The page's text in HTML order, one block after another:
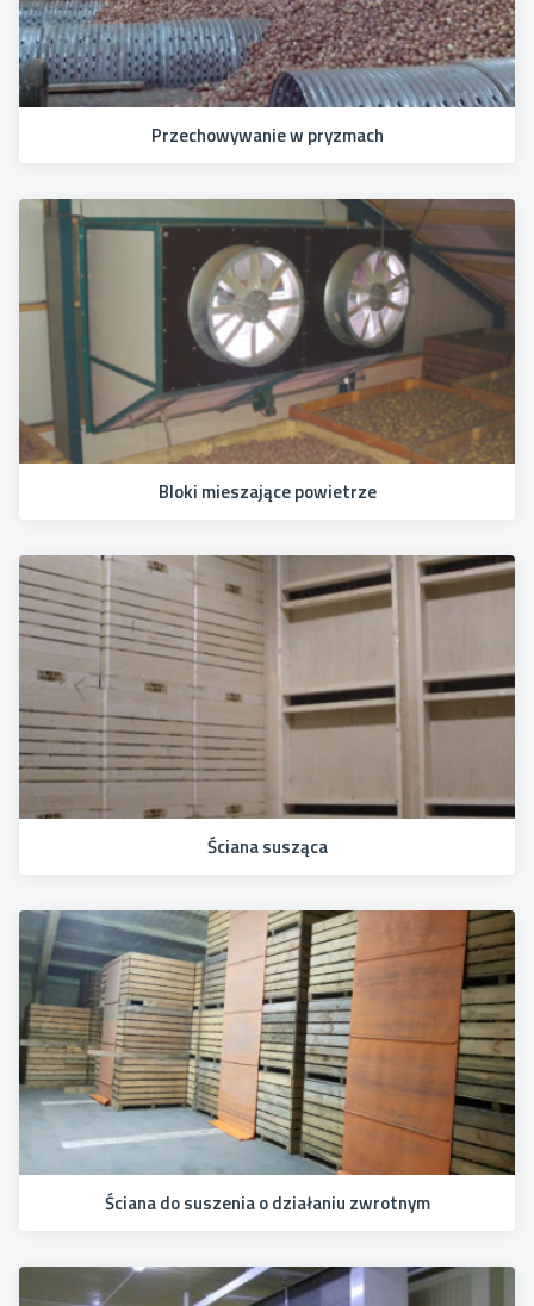
Przechowywanie w pryzmach
Bloki mieszające powietrze
Ściana susząca
Ściana do suszenia o działaniu zwrotnym